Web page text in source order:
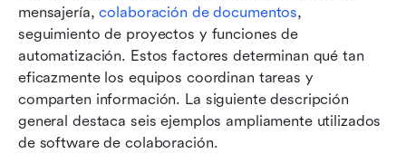
mensajería, colaboración de documentos,
seguimiento de proyectos y funciones de
automatización. Estos factores determinan qué tan
eficazmente los equipos coordinan tareas y
comparten información. La siguiente descripción
general destaca seis ejemplos ampliamente utilizados
de software de colaboración.